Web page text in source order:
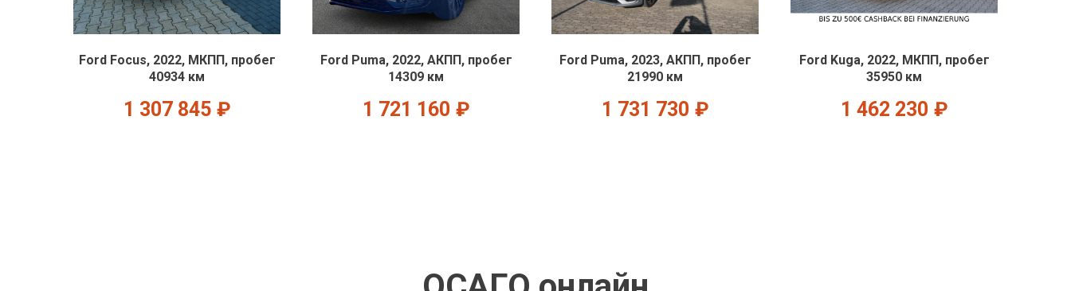
Ford Focus, 2022, МКПП, пробег
40934 км
1 307 845 ₽
Ford Puma, 2022, АКПП, пробег
14309 км
1 721 160 ₽
Ford Puma, 2023, АКПП, пробег
21990 км
1 731 730 ₽
Ford Kuga, 2022, МКПП, пробег
35950 км
1 462 230 ₽